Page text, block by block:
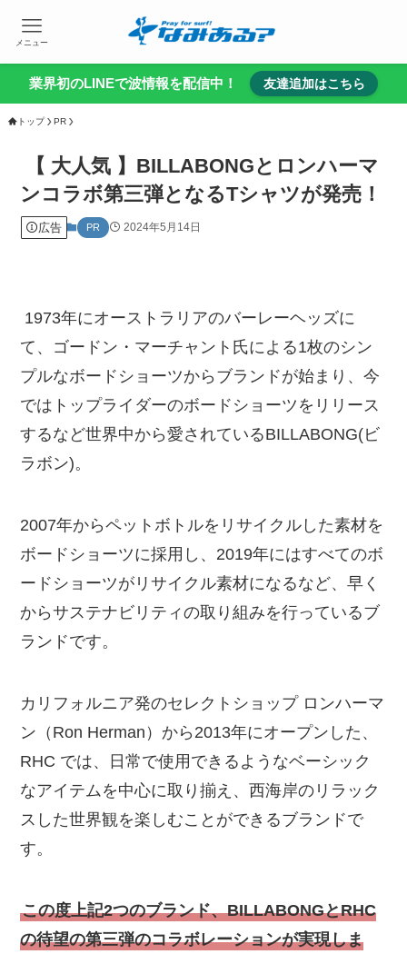
メニュー
業界初のLINEで波情報を配信中！ 友達追加はこちら
トップ PR
【 大人気 】BILLABONGとロンハーマ
ンコラボ第三弾となるTシャツが発売！
広告 PR 2024年5月14日
1973年にオーストラリアのバーレーヘッズに
て、ゴードン・マーチャント氏による1枚のシン
プルなボードショーツからブランドが始まり、今
ではトップライダーのボードショーツをリリース
するなど世界中から愛されているBILLABONG(ビ
ラボン)。
2007年からペットボトルをリサイクルした素材を
ボードショーツに採用し、2019年にはすべてのボ
ードショーツがリサイクル素材になるなど、早く
からサステナビリティの取り組みを行っているブ
ランドです。
カリフォルニア発のセレクトショップ ロンハーマ
ン（Ron Herman）から2013年にオープンした、
RHC では、日常で使用できるようなベーシック
なアイテムを中心に取り揃え、西海岸のリラック
スした世界観を楽しむことができるブランドで
す。
この度上記2つのブランド、BILLABONGとRHC
の待望の第三弾のコラボレーションが実現しま